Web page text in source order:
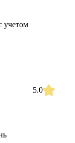
учетом
5.0